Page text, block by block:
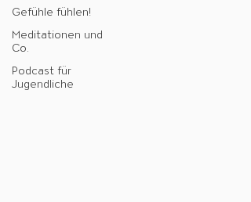
Gefühle fühlen!
Meditationen und
Co.
Podcast für
Jugendliche